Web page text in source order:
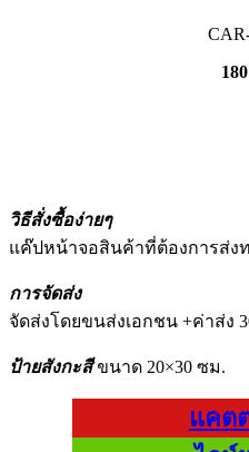
180
วิธีสั่งซื้อง่ายๆ
แค๊ปหน้าจอสินค้าที่ต้องการส่ง
การจัดส่ง
จัดส่งโดยขนส่งเอกชน +ค่าส่ง
ป้ายสังกะสีขนาด 20×30 ซม.
แคต